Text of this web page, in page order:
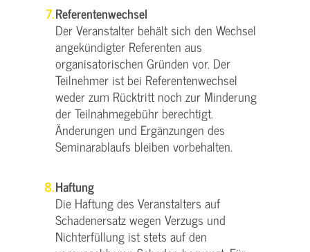
Referentenwechsel
Der Veranstalter behält sich den Wechsel
angekündigter Referenten aus
organisatorischen Gründen vor. Der
Teilnehmer ist bei Referentenwechsel
weder zum Rücktritt noch zur Minderung
der Teilnahmegebühr berechtigt.
Änderungen und Ergänzungen des
Seminarablaufs bleiben vorbehalten.
Haftung
Die Haftung des Veranstalters auf
Schadenersatz wegen Verzugs und
Nichterfüllung ist stets auf den